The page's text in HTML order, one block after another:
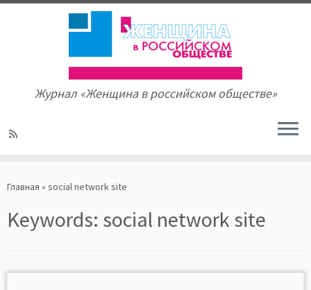
to
Журнал «Женщина в российском обществе»
Главная » social network site
Keywords: social network site